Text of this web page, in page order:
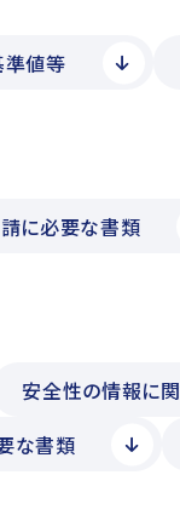
値等
に必要な書類
安全性の情報に
な書類